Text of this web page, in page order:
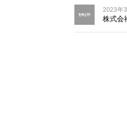
2023年
株式会